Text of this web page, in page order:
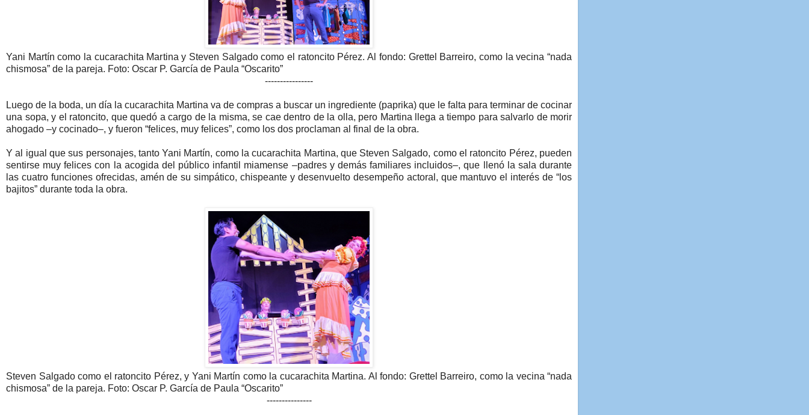
Yani Martín como la cucarachita Martina y Steven Salgado como el ratoncito Pérez. Al fondo: Grettel Barreiro, como la vecina “nada
chismosa” de la pareja. Foto: Oscar P. García de Paula “Oscarito”
----------------
Luego de la boda, un día la cucarachita Martina va de compras a buscar un ingrediente (paprika) que le falta para terminar de cocinar
una sopa, y el ratoncito, que quedó a cargo de la misma, se cae dentro de la olla, pero Martina llega a tiempo para salvarlo de morir
ahogado –y cocinado–, y fueron “felices, muy felices”, como los dos proclaman al final de la obra.
Y al igual que sus personajes, tanto Yani Martín, como la cucarachita Martina, que Steven Salgado, como el ratoncito Pérez, pueden
sentirse muy felices con la acogida del público infantil miamense –padres y demás familiares incluidos–, que llenó la sala durante
las cuatro funciones ofrecidas, amén de su simpático, chispeante y desenvuelto desempeño actoral, que mantuvo el interés de “los
bajitos” durante toda la obra.
Steven Salgado como el ratoncito Pérez, y Yani Martín como la cucarachita Martina. Al fondo: Grettel Barreiro, como la vecina “nada
chismosa” de la pareja. Foto: Oscar P. García de Paula “Oscarito”
---------------